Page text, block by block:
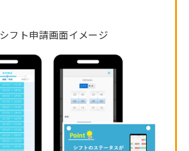
シフト申請画面イメージ